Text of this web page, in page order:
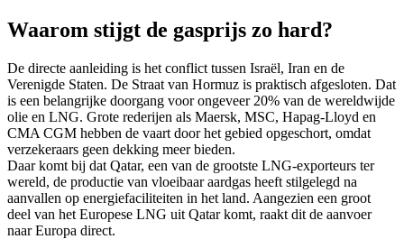
Waarom stijgt de gasprijs zo hard?
De directe aanleiding is het conflict tussen Israël, Iran en de
Verenigde Staten. De Straat van Hormuz is praktisch afgesloten. Dat
is een belangrijke doorgang voor ongeveer 20% van de wereldwijde
olie en LNG. Grote rederijen als Maersk, MSC, Hapag-Lloyd en
CMA CGM hebben de vaart door het gebied opgeschort, omdat
verzekeraars geen dekking meer bieden.
Daar komt bij dat Qatar, een van de grootste LNG-exporteurs ter
wereld, de productie van vloeibaar aardgas heeft stilgelegd na
aanvallen op energiefaciliteiten in het land. Aangezien een groot
deel van het Europese LNG uit Qatar komt, raakt dit de aanvoer
naar Europa direct.